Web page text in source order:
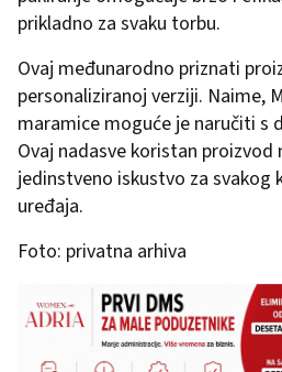
prikladno za svaku torbu.
Ovaj međunarodno priznati
personaliziranoj verziji. Naime,
maramice moguće je naručiti s
Ovaj nadasve koristan proizvod
jedinstveno iskustvo za svakog
uređaja.
Foto: privatna arhiva